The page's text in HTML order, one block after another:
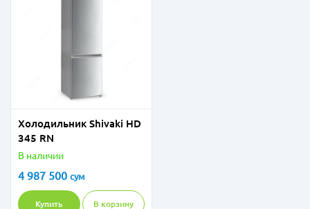
Холодильник Shivaki HD
345 RN
В наличии
4 987 500 сум
Купить В корзину